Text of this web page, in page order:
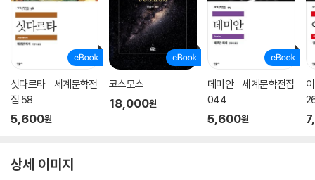
싯다르타 - 세계문학전
집 58
5,600원
코스모스
18,000원
데미안 - 세계문학전집
044
5,600원
상세 이미지